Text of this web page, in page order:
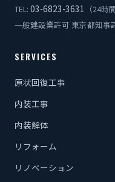
TEL: 03-6823-3631 （24時
一般建設業許可 東京都知事
SERVICES
原状回復工事
内装工事
内装解体
リフォーム
リノベーション